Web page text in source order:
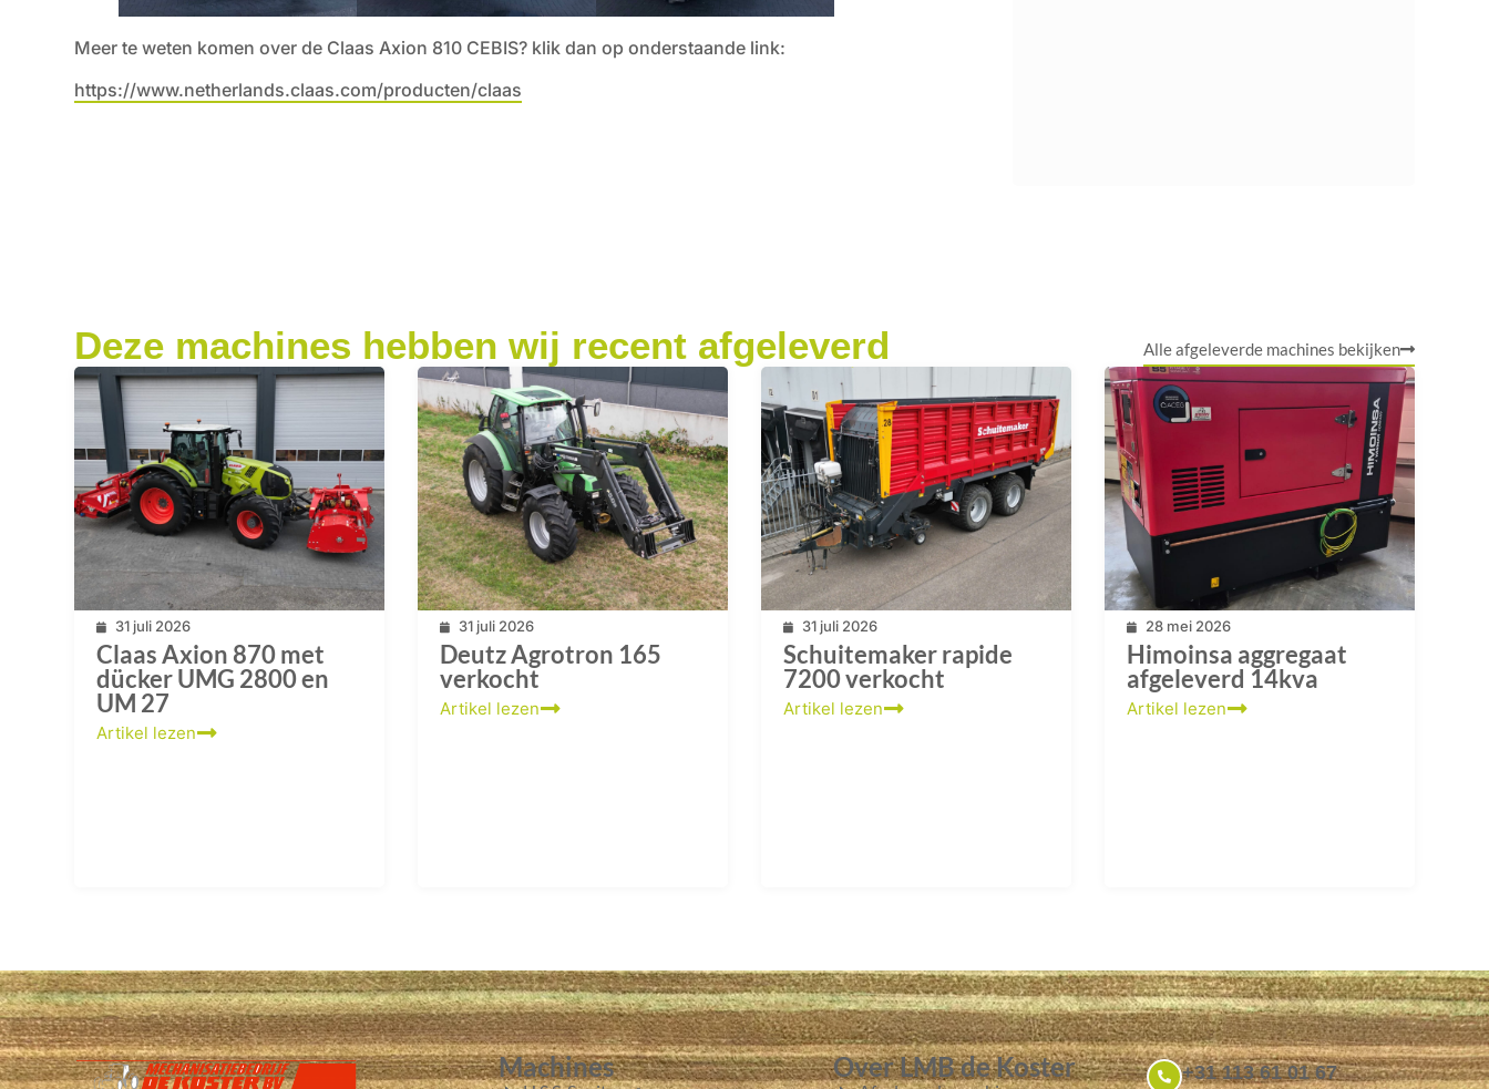
Meer te weten komen over de Claas Axion 810 CEBIS? klik dan op onderstaande link:
https://www.netherlands.claas.com/producten/claas
Deze machines hebben wij recent afgeleverd Alle afgeleverde machines bekijken
31 juli 2026
Claas Axion 870 met
dücker UMG 2800 en
UM 27
Artikel lezen
31 juli 2026
Deutz Agrotron 165
verkocht
Artikel lezen
31 juli 2026
Schuitemaker rapide
7200 verkocht
Artikel lezen
28 mei 2026
Himoinsa aggregaat
afgeleverd 14kva
Artikel lezen
Machines Over LMB de Koster +31 113 61 01 67